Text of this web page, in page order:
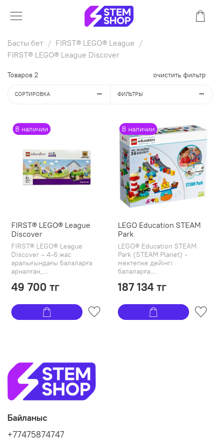
Басты бет
FIRST® LEGO® League
FIRST® LEGO® League Discover
Товаров 2 очистить фильтр
СОРТИРОВКА ФИЛЬТРЫ
В наличии
FIRST® LEGO® League
Discover
FIRST® LEGO® League
Discover – 4-6 жас
аралығындағы балаларға
арналған,...
49 700 тг
В наличии
LEGO Education STEAM
Park
LEGO® Education STEAM
Park (STEAM Planet) -
мектепке дейінгі
балаларға...
187 134 тг
Байланыс
+77475874747